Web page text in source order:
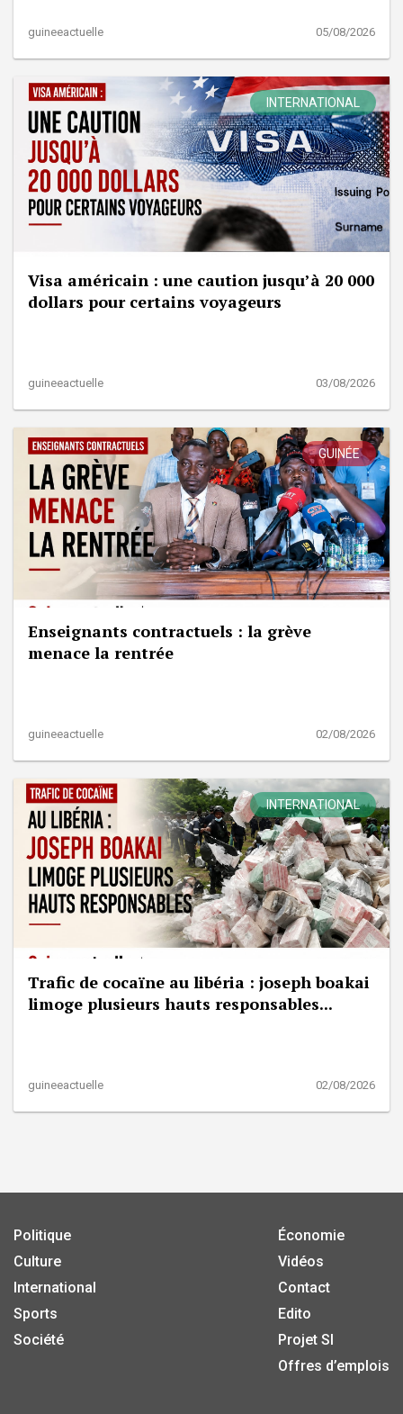
guineeactuelle 05/08/2026
INTERNATIONAL
Visa américain : une caution jusqu’à 20 000
dollars pour certains voyageurs
guineeactuelle 03/08/2026
GUINÉE
Enseignants contractuels : la grève
menace la rentrée
guineeactuelle 02/08/2026
INTERNATIONAL
Trafic de cocaïne au libéria : joseph boakai
limoge plusieurs hauts responsables...
guineeactuelle 02/08/2026
Politique
Culture
International
Sports
Société
Économie
Vidéos
Contact
Edito
Projet SI
Offres d’emplois